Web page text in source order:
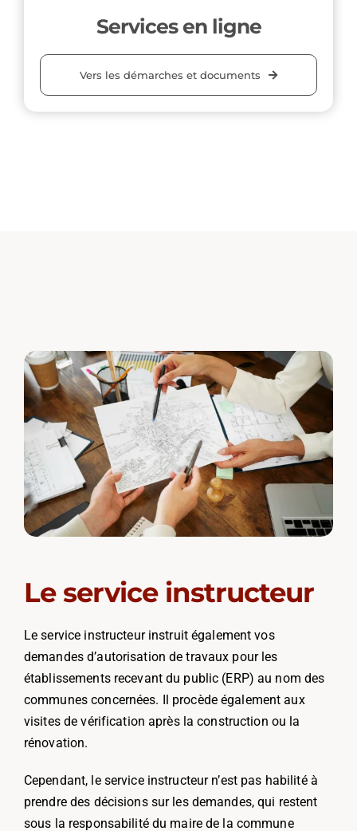
Services en ligne
Vers les démarches et documents
Le service instructeur
Le service instructeur instruit également vos
demandes d’autorisation de travaux pour les
établissements recevant du public (ERP) au nom des
communes concernées. Il procède également aux
visites de vérification après la construction ou la
rénovation.
Cependant, le service instructeur n’est pas habilité à
prendre des décisions sur les demandes, qui restent
sous la responsabilité du maire de la commune